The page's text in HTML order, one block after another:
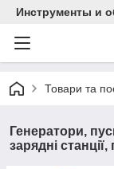
Инструменты и
Товари та
Генератори,
зарядні